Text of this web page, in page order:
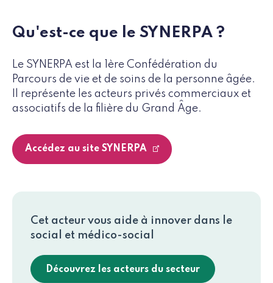
Qu'est-ce que le SYNERPA ?
Le SYNERPA est la 1ère Confédération du
Parcours de vie et de soins de la personne âgée.
Il représente les acteurs privés commerciaux et
associatifs de la filière du Grand Âge.
Accédez au site SYNERPA
Cet acteur vous aide à innover dans le
social et médico-social
Découvrez les acteurs du secteur